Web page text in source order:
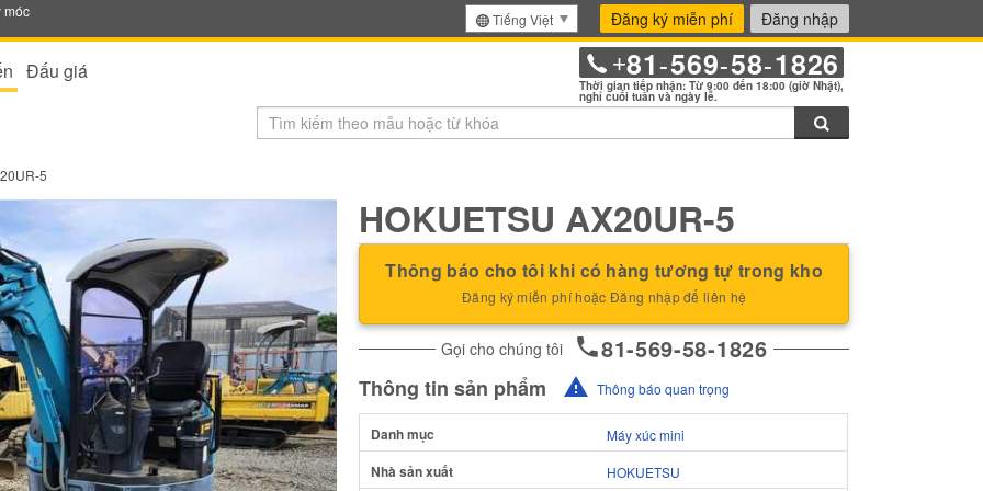
móc Tiếng Việt Đăng ký miễn phí Đăng nhập
Đấu giá +81 -569-58-1826
Thời gian tiếp nhận: Từ 9:00 đến 18:00 (giờ Nhật),
nghỉ cuối tuần và ngày lễ.
5
HOKUETSU AX20UR-5
Thông báo cho tôi khi có hàng tương tự trong kho
Đăng ký miễn phí hoặc Đăng nhập để liên hệ
Gọi cho chúng tôi 81-569-58-1826
Thông tin sản phẩm Thông báo quan trọng
Danh mục Máy xúc mini
Nhà sản xuất HOKUETSU